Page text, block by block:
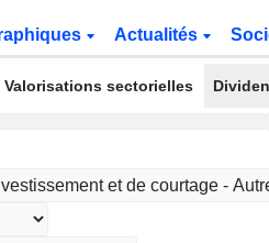
Actualités
Valorisations sectorielles